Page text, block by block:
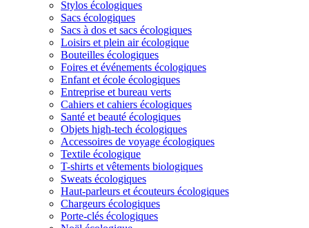
Stylos écologiques
Sacs écologiques
Sacs à dos et sacs écologiques
Loisirs et plein air écologique
Bouteilles écologiques
Foires et événements écologiques
Enfant et école écologiques
Entreprise et bureau verts
Cahiers et cahiers écologiques
Santé et beauté écologiques
Objets high-tech écologiques
Accessoires de voyage écologiques
Textile écologique
T-shirts et vêtements biologiques
Sweats écologiques
Haut-parleurs et écouteurs écologiques
Chargeurs écologiques
Porte-clés écologiques